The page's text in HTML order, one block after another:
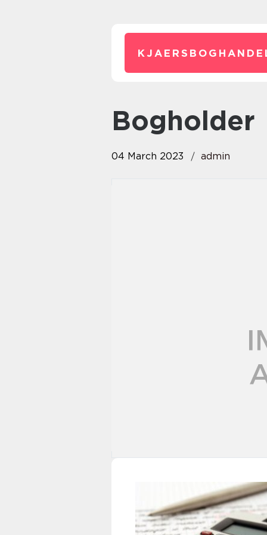
bogholder
04 March 2023 admin